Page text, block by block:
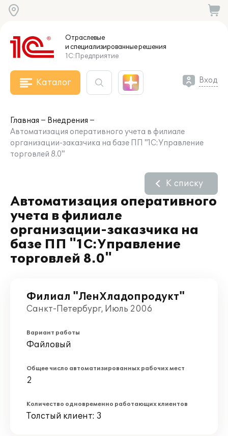
Отраслевые
и специализированныерешения
1С:Предприятие
Каталог Вход
Главная
Внедрения
Автоматизация оперативного учета в филиале
организации-заказчика на базе ПП "1С:Управление
торговлей 8.0"
Автоматизация оперативного
учета в филиале
организации-заказчика на
базе ПП "1С:Управление
торговлей 8.0"
К списку
Филиал "ЛенХладопродукт"
Санкт-Петербург, Июль 2006
Вариант работы
Файловый
Общее число автоматизированных рабочих мест
2
Количество одновременно работающих клиентов
Толстый клиент: 3